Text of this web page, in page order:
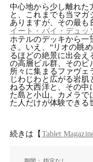
中心地から少し離れた
と、これまでも当マ
ありますが、その最
イート・バイ・デュッ
ホテルのデッキから一
さ。いえ、 “リオの眺め
るほどの絶景に出会
の高層ビル群、その
所々に集まるファヴ
じわじわと広がる岩肌
ねる大西洋と、その
た島と小山。カメラ
た人だけが体験できる
続きは【Tablet
期間： 指定なし